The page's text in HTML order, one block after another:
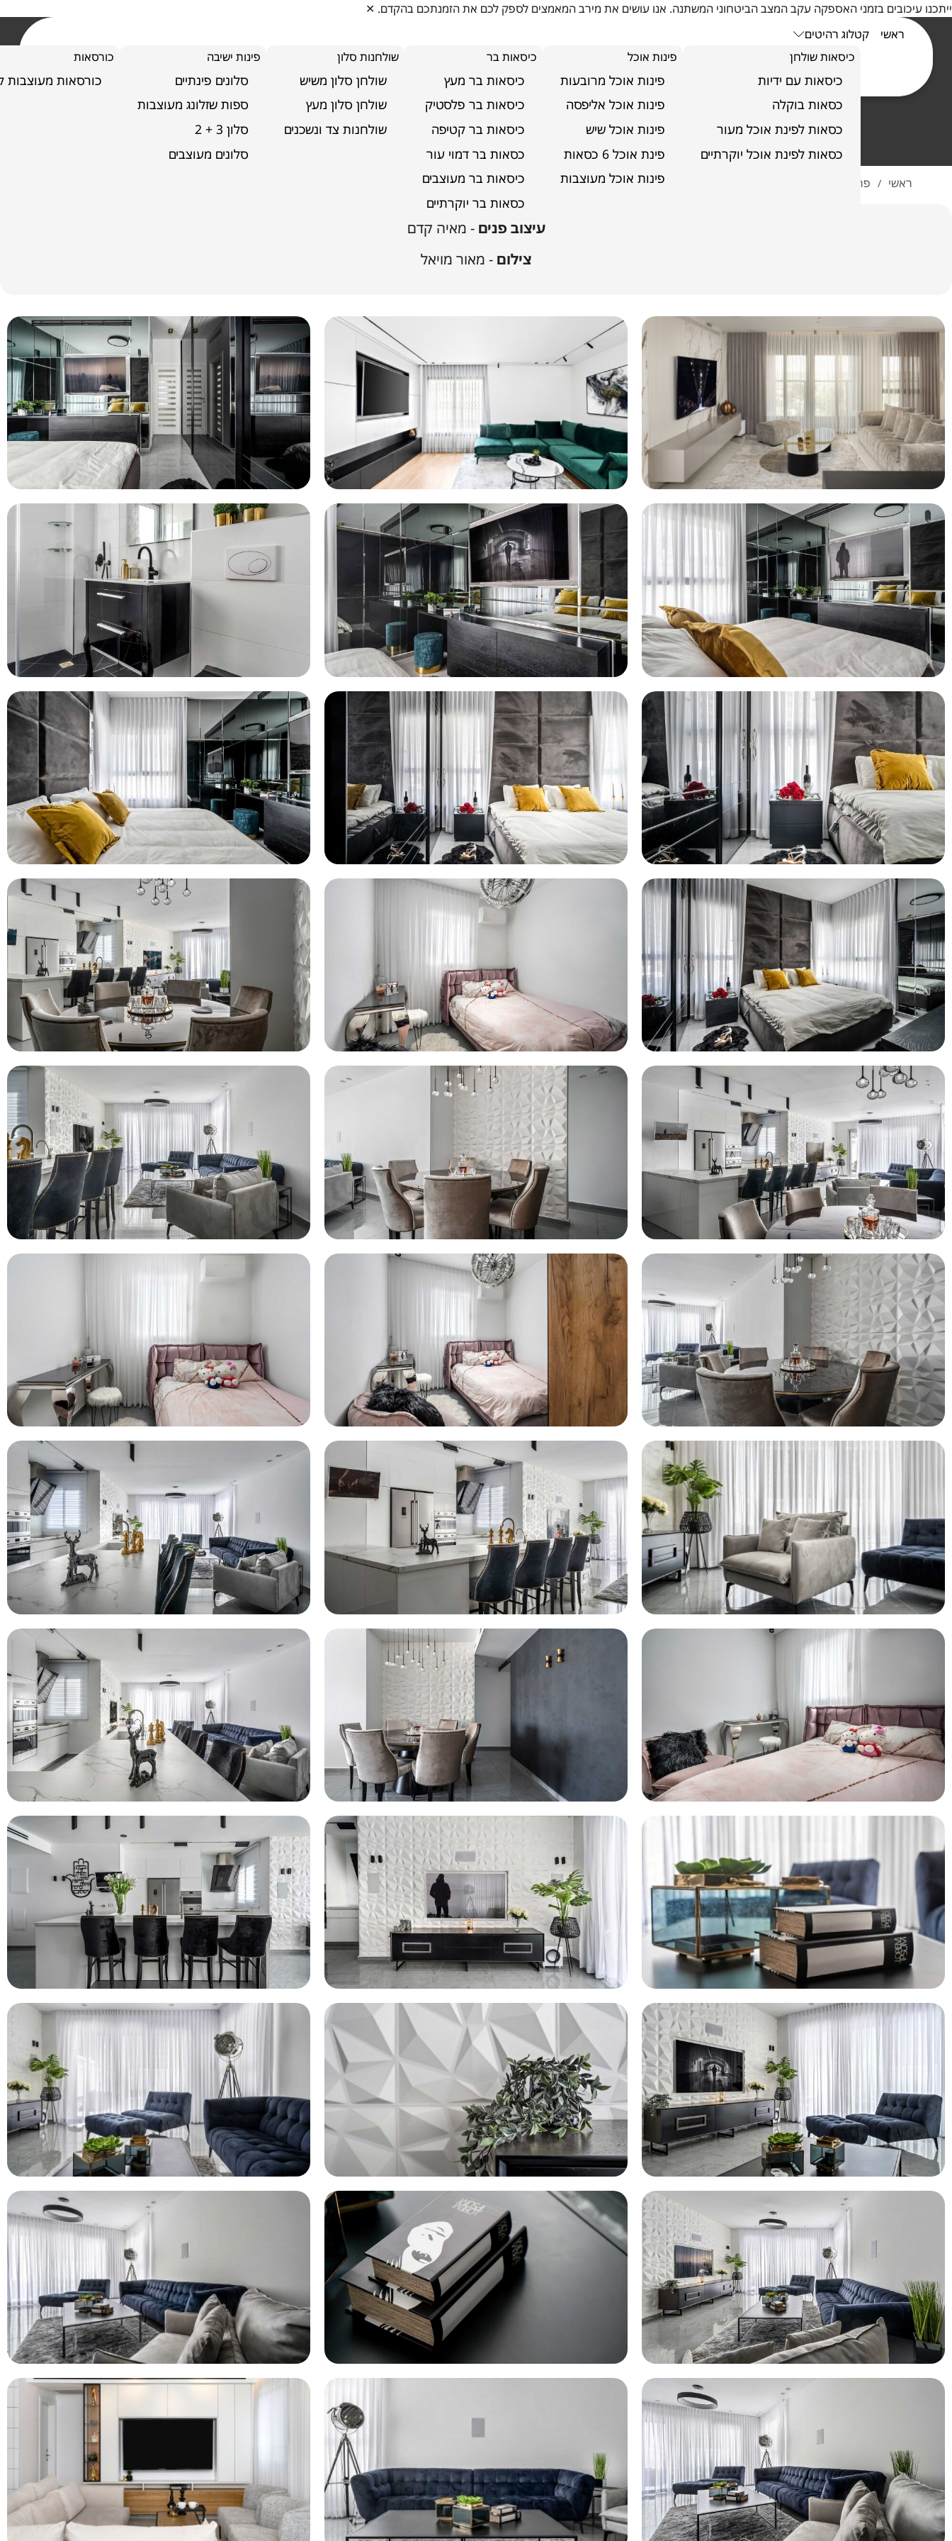
ייתכנו עיכובים בזמני האספקה עקב המצב הביטחוני המשתנה. אנו עושים את מירב המאמצים לספק לכם את הזמנתכם בהקדם. ✕
ראשי
קטלוג רהיטים
כיסאות שולחן
כיסאות עם ידיות
כסאות בוקלה
כסאות לפינת אוכל מעור
כסאות לפינת אוכל יוקרתיים
פינות אוכל
פינות אוכל מרובעות
פינות אוכל אליפסה
פינות אוכל שיש
פינת אוכל 6 כסאות
פינות אוכל מעוצבות
כיסאות בר
כיסאות בר מעץ
כיסאות בר פלסטיק
כיסאות בר קטיפה
כסאות בר דמוי עור
כיסאות בר מעוצבים
כסאות בר יוקרתיים
שולחנות סלון
שולחן סלון משיש
שולחן סלון מעץ
שולחנות צד ונשכנים
פינות ישיבה
סלונים פינתיים
ספות שזלונג מעוצבות
סלון 3 + 2
סלונים מעוצבים
כורסאות
כורסאות מעוצבות
דירה ברמת אביב ראשי / פרויקטים
עיצוב פנים - מאיה קדם
צילום - מאור מויאל